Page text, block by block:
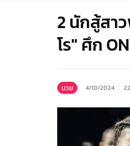
2 นักสู้สา
โร" ศึก
มวย 4/10/2024